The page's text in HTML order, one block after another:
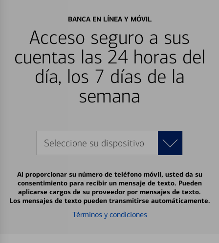
BANCA EN LÍNEA Y MÓVIL
Acceso seguro a sus
cuentas las 24 horas del
día, los 7 días de la
semana
Seleccione su dispositivo
Al proporcionar su número de teléfono móvil, usted da su
consentimiento para recibir un mensaje de texto. Pueden
aplicarse cargos de su proveedor por mensajes de texto.
Los mensajes de texto pueden transmitirse automáticamente.
Términos y condiciones